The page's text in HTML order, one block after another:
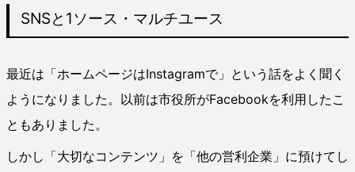
SNSと1ソース・マルチユース
最近は「ホームページはInstagramで」という話をよく聞く
ようになりました。以前は市役所がFacebookを利用したこ
ともありました。
しかし「大切なコンテンツ」を「他の営利企業」に預けてし